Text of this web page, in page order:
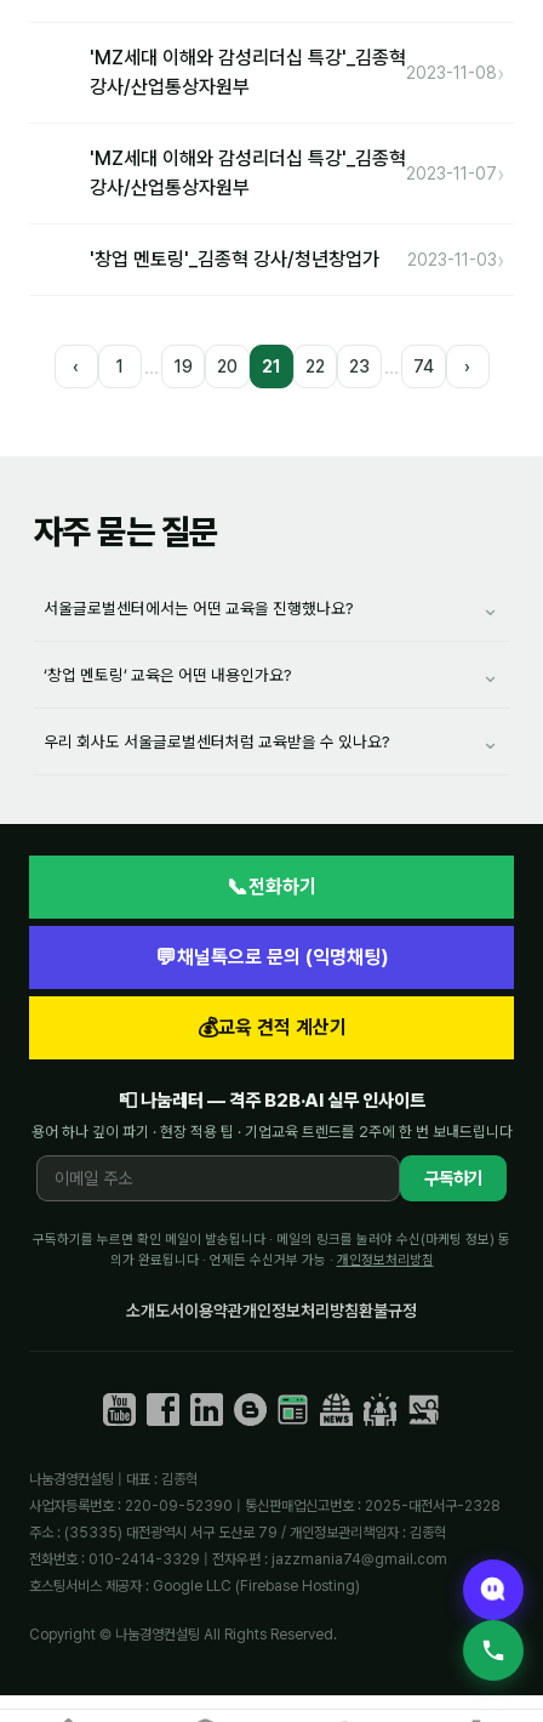
'MZ세대 이해와 감성리더십 특강'_김종혁
강사/산업통상자원부
2023-11-08›
'MZ세대 이해와 감성리더십 특강'_김종혁
강사/산업통상자원부
2023-11-07›
'창업 멘토링'_김종혁 강사/청년창업가 2023-11-03›
‹ 1 … 19 20 21 22 23 … 74 ›
자주 묻는 질문
서울글로벌센터에서는 어떤 교육을 진행했나요? ⌄
‘창업 멘토링’ 교육은 어떤 내용인가요? ⌄
우리 회사도 서울글로벌센터처럼 교육받을 수 있나요? ⌄
📞전화하기
💬채널톡으로 문의 (익명채팅)
💰교육 견적 계산기
📮 나눔레터 — 격주 B2B·AI 실무 인사이트
용어 하나 깊이 파기 · 현장 적용 팁 · 기업교육 트렌드를 2주에 한 번 보내드립니다
구독하기
구독하기를 누르면 확인 메일이 발송됩니다 · 메일의 링크를 눌러야 수신(마케팅 정보) 동
의가 완료됩니다 · 언제든 수신거부 가능 · 개인정보처리방침
소개도서이용약관개인정보처리방침환불규정
나눔경영컨설팅 | 대표 : 김종혁
사업자등록번호 : 220-09-52390 | 통신판매업신고번호 : 2025-대전서구-2328
주소 : (35335) 대전광역시 서구 도산로 79 / 개인정보관리책임자 : 김종혁
전화번호 : 010-2414-3329 | 전자우편 : jazzmania74@gmail.com
호스팅서비스 제공자 : Google LLC (Firebase Hosting)
Copyright © 나눔경영컨설팅 All Rights Reserved.